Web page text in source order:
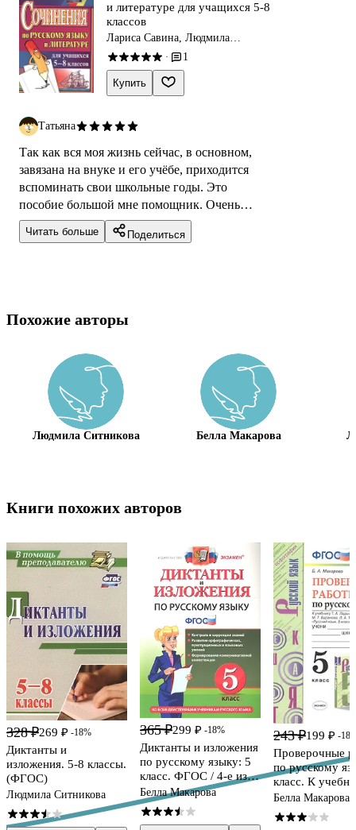
и литературе для учащихся 5-8
классов
Лариса Савина, Людмила
Ситникова
· 1
Купить
Татьяна
Так как вся моя жизнь сейчас, в основном,
завязана на внуке и его учёбе, приходится
вспоминать свои школьные годы. Это
пособие большой мне помощник. Очень
важно правильно построить работу над
сочинени...
Читать больше Поделиться
Похожие авторы
Людмила Ситникова Белла Макарова
Книги похожих авторов
328 ₽269 ₽ -18%
Диктанты и
изложения. 5-8 классы.
(ФГОС)
Людмила Ситникова
365 ₽299 ₽ -18%
Диктанты и изложения
по русскому языку: 5
класс. ФГОС / 4-е изд.,
перераб. и доп.
Белла Макарова
243 ₽199 ₽ -
Проверочные
по русскому
класс. К
Ладыженской,
Баранова, Л.А.
Тростенцовой
Белла Макарова